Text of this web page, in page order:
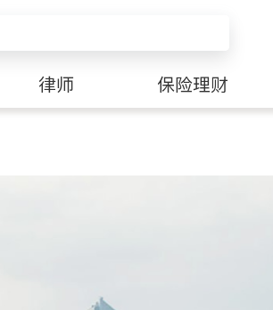
律师 保险理财